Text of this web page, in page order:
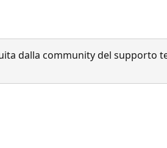
dalla community del supporto